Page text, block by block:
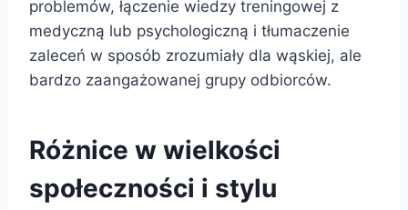
problemów, łączenie wiedzy treningowej z
medyczną lub psychologiczną i tłumaczenie
zaleceń w sposób zrozumiały dla wąskiej, ale
bardzo zaangażowanej grupy odbiorców.
Różnice w wielkości
społeczności i stylu